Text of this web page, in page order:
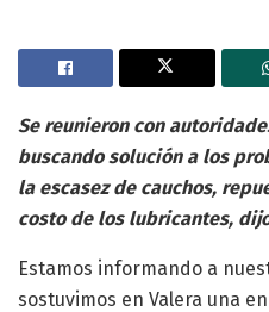
Se reunieron con
buscando solución a los
la escasez de cauchos,
costo de los lubricantes,
Estamos informando a
sostuvimos en Valera una